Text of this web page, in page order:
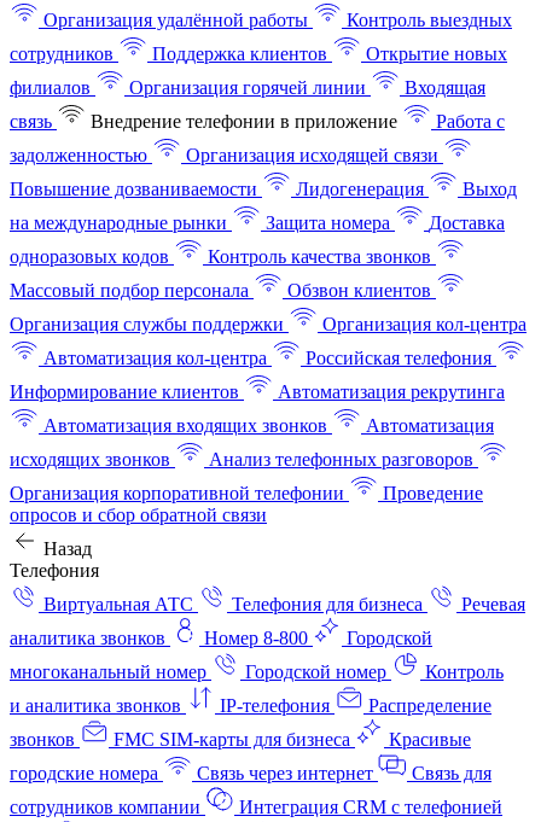
Организация удалённой работы
Контроль выездных
сотрудников
Поддержка клиентов
Открытие новых
филиалов
Организация горячей линии
Входящая
связь
Внедрение телефонии в приложение
Работа с
задолженностью
Организация исходящей связи
Повышение дозваниваемости
Лидогенерация
Выход
на международные рынки
Защита номера
Доставка
одноразовых кодов
Контроль качества звонков
Массовый подбор персонала
Обзвон клиентов
Организация службы поддержки
Организация кол-центра
Автоматизация кол-центра
Российская телефония
Информирование клиентов
Автоматизация рекрутинга
Автоматизация входящих звонков
Автоматизация
исходящих звонков
Анализ телефонных разговоров
Организация корпоративной телефонии
Проведение
опросов и сбор обратной связи
Назад
Телефония
Виртуальная АТС
Телефония для бизнеса
Речевая
аналитика звонков
Номер 8-800
Городской
многоканальный номер
Городской номер
Контроль
и аналитика звонков
IP-телефония
Распределение
звонков
FMC SIM-карты для бизнеса
Красивые
городские номера
Связь через интернет
Связь для
сотрудников компании
Интеграция CRM с телефонией